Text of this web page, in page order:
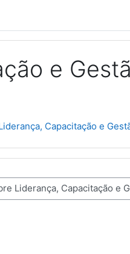
e
Capacitação e
disciplinas